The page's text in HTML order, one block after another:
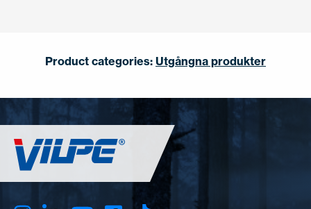
Product categories: Utgångna produkter